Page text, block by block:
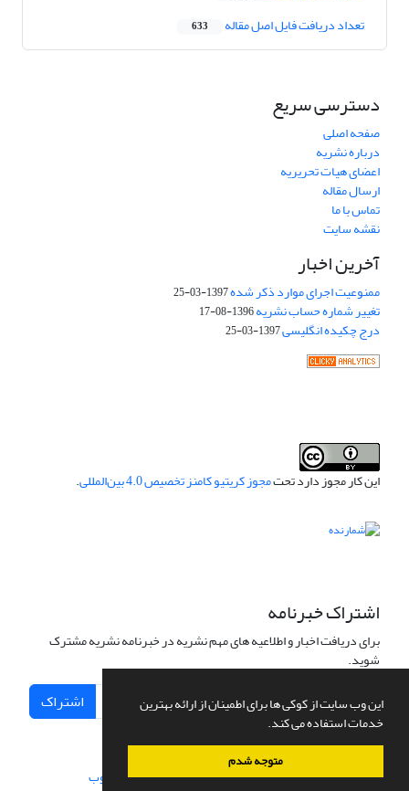
این وب سایت از کوکی ها برای اطمینان از ارائه بهترین
خدمات استفاده می کند.
متوجه شدم
تعداد دریافت فایل اصل مقاله 633
دسترسی سریع
صفحه اصلی
درباره نشریه
اعضای هیات تحریریه
ارسال مقاله
تماس با ما
نقشه سایت
آخرین اخبار
ممنوعیت اجرای موارد ذکر شده1397-03-25
تغییر شماره حساب نشریه1396-08-17
درج چکیده انگلیسی1397-03-25
این کار مجوز دارد تحتمجوز کریتیو کامنز تخصیص 4.0 بین‌المللی .
اشتراک خبرنامه
برای دریافت اخبار و اطلاعیه های مهم نشریه در خبرنامه نشریه مشترک
شوید.
اشتراک
سامانه مدیریت نشریات علمی.طراحی و پیاده سازی از سیناوب